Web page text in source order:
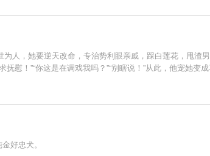
人，她要逆天改命，专治势利眼亲戚，踩白莲花，甩
！”“你这是在调戏我吗？”“别瞎说！”从此，他宠她变成
好忠犬。